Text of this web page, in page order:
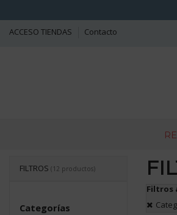
ACCESO TIENDAS
Contacto
Filtros
FILTROS(12 productos)
Categorías